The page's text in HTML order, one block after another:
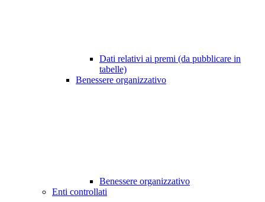
Dati relativi ai premi (da pubblicare in
tabelle)
Benessere organizzativo
Benessere organizzativo
Enti controllati